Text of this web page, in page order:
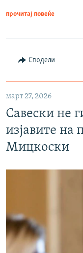
прочитај повеќе
Сподели
март 27, 2026
Савески не
изјавите на
Мицкоски